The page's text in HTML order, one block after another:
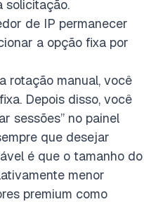
solicitação.
de IP permanecer
a opção fixa por
rotação manual, você
Depois disso, você
sessões” no painel
que desejar
é que o tamanho do
menor
premium como